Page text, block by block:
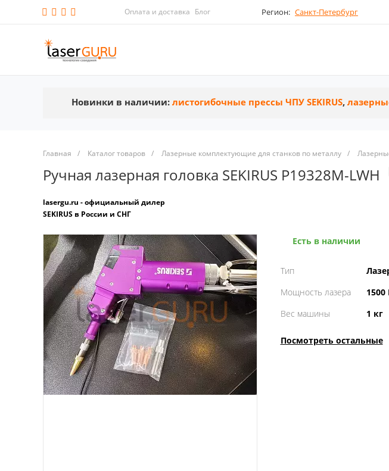
Оплата и доставка Блог Регион: Санкт-Петербург
Новинки в наличии: листогибочные прессы ЧПУ SEKIRUS,
Главная / Каталог товаров / Лазерные комплектующие для станков по металлу /
Ручная лазерная головка SEKIRUS P19328M-LWH
lasergu.ru - официальный дилер
SEKIRUS в России и СНГ
Есть в наличии
Тип
Мощность лазера
1500
Вес машины
1 кг
Посмотреть остальные